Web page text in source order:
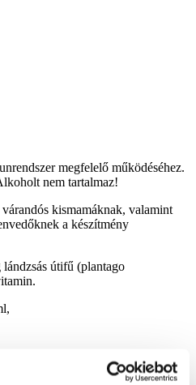
megfelelő működéséhez.
nem tartalmaz!
kismamáknak, valamint
a készítmény
útifű (plantago